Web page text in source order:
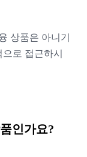
상품은 아니기
로 접근하시
인가요?